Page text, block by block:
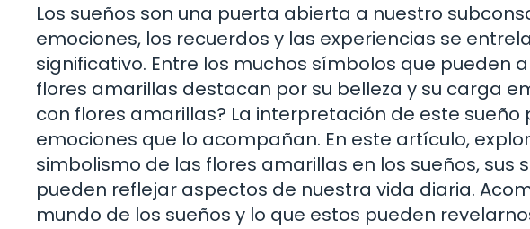
Los sueños son una puerta abierta a nuestro
emociones, los recuerdos y las experiencias se
significativo. Entre los muchos símbolos que pueden
flores amarillas destacan por su belleza y su carga
con flores amarillas? La interpretación de este
emociones que lo acompañan. En este artículo,
simbolismo de las flores amarillas en los sueños, sus
pueden reflejar aspectos de nuestra vida diaria.
mundo de los sueños y lo que estos pueden